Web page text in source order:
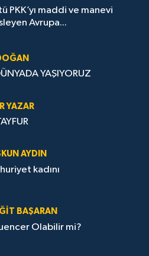
PKK’yı maddi ve manevi
Avrupa...
YAŞIYORUZ
YAZAR
AYDIN
kadını
BAŞARAN
Olabilir mi?